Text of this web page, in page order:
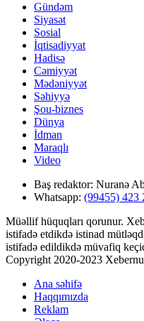
Gündəm
Siyasət
Sosial
İqtisadiyyat
Hadisə
Cəmiyyət
Mədəniyyət
Səhiyyə
Şou-biznes
Dünya
İdman
Maraqlı
Video
Baş redaktor: Nuranə
Whatsapp: (99455) 423
Müəllif hüquqları qorunur.
istifadə etdikdə istinad
istifadə edildikdə müvafiq
Copyright 2020-2023
Ana səhifə
Haqqımızda
Reklam